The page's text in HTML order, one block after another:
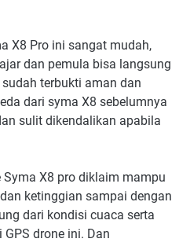
X8 Pro ini sangat mudah,
dan pemula bisa langsung
terbukti aman dan
dari syma X8 sebelumnya
sulit dikendalikan apabila
Syma X8 pro diklaim mampu
ketinggian sampai dengan
dari kondisi cuaca serta
drone ini. Dan